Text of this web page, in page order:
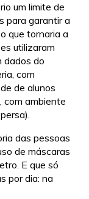
um limite de
para garantir a
que tornaria a
utilizaram
dados do
com
de alunos
com ambiente
das pessoas
de máscaras
E que só
por dia: na